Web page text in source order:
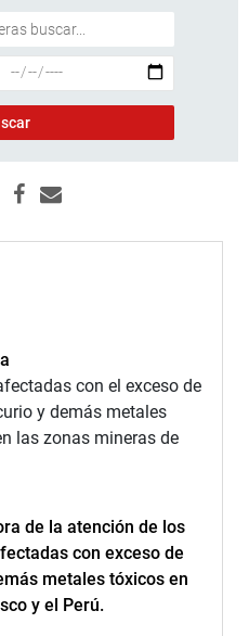
con el exceso de
y demás metales
las zonas mineras de
de la atención de los
con exceso de
metales tóxicos en
y el Perú.